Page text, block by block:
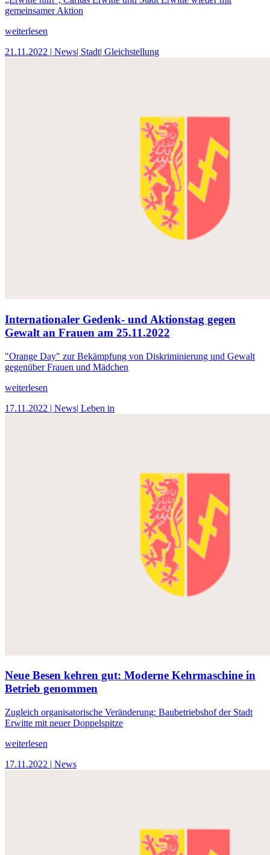
gemeinsamer Aktion
weiterlesen
21.11.2022 | News| Stadt| Gleichstellung
Internationaler Gedenk- und Aktionstag gegen
Gewalt an Frauen am 25.11.2022
"Orange Day" zur Bekämpfung von Diskriminierung und Gewalt
gegenüber Frauen und Mädchen
weiterlesen
17.11.2022 | News| Leben in
Neue Besen kehren gut: Moderne Kehrmaschine in
Betrieb genommen
Zugleich organisatorische Veränderung: Baubetriebshof der Stadt
Erwitte mit neuer Doppelspitze
weiterlesen
17.11.2022 | News